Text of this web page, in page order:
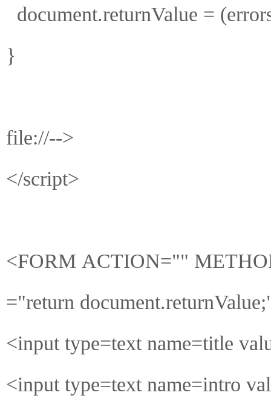
document.returnValue =
}
file://-->
</script>
<FORM ACTION=""
="return
<input type=text name=title
<input type=text name=intro